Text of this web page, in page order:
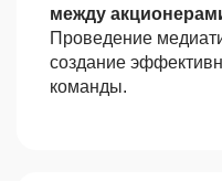
между
Проведение
создание
команды.